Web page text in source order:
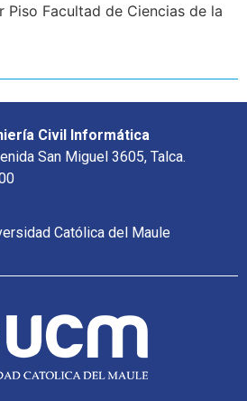
Piso Facultad de Ciencias de la
Civil Informática
San Miguel 3605, Talca.
Católica del Maule